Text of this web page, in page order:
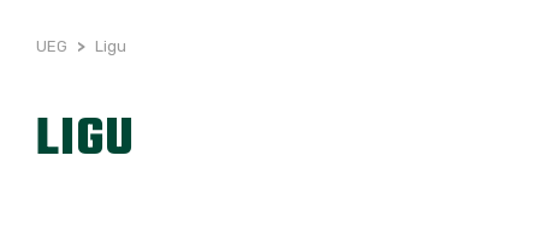
UEG > Ligu
LIGU